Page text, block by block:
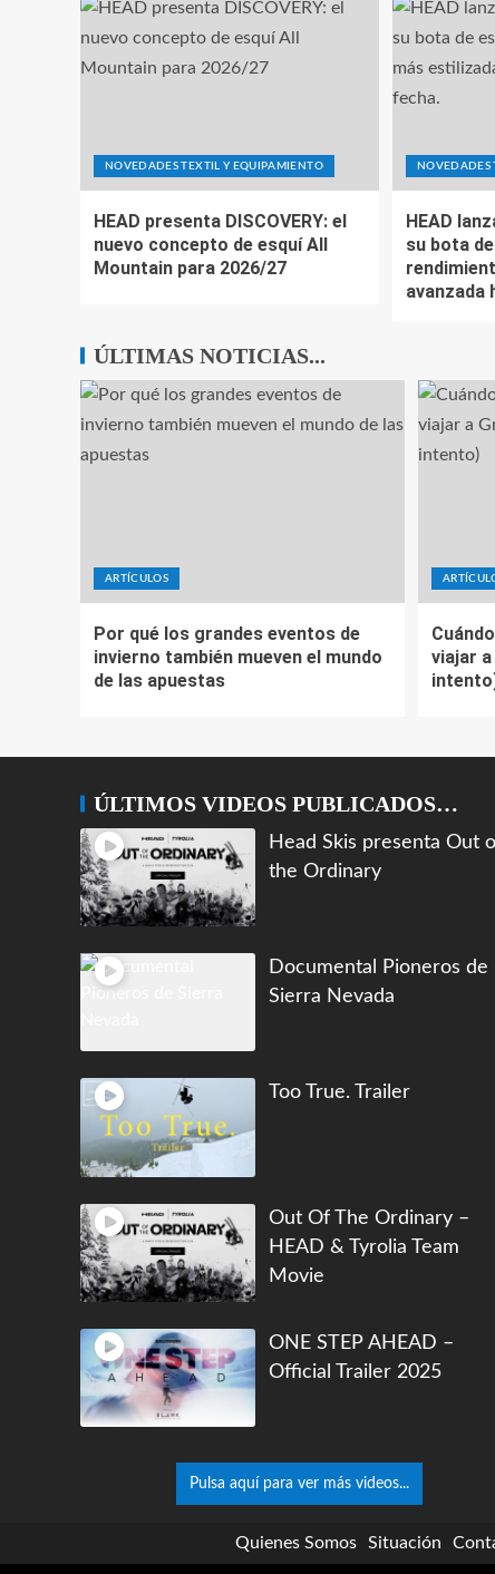
NOVEDADES TEXTIL Y EQUIPAMIENTO
HEAD presenta DISCOVERY: el
nuevo concepto de esquí All
Mountain para 2026/27
NOVEDADES
HEAD
su bota
avanzada
ÚLTIMAS NOTICIAS...
ARTÍCULOS
Por qué los grandes eventos de
invierno también mueven el mundo
de las apuestas
viajar
ÚLTIMOS VIDEOS PUBLICADOS…
Head Skis presenta Out
the Ordinary
Documental Pioneros de
Sierra Nevada
Too True. Trailer
Out Of The Ordinary –
HEAD & Tyrolia Team
Movie
ONE STEP AHEAD –
Official Trailer 2025
Pulsa aquí para ver más videos...
Quienes Somos Situación